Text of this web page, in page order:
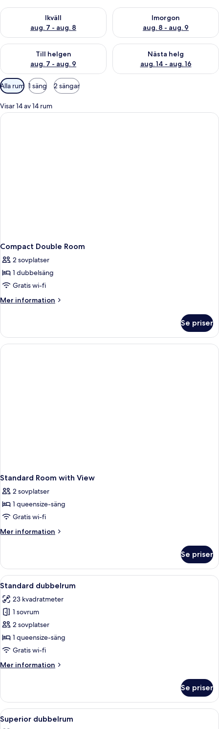
Ikväll
aug. 7 - aug. 8
Kontrollera tillgängligheten för ikväll aug. 7 - aug. 8
Imorgon
aug. 8 - aug. 9
Kontrollera tillgängligheten
Till helgen
aug. 7 - aug. 9
Kontrollera tillgängligheten för den här helgen aug. 7 - aug. 9
Nästa helg
aug. 14 - aug. 16
Kontrollera tillgängligheten
Tillgängliga
filter
för
rum
Alla rum 1 säng 2 sängar
Visar 14 av 14 rum
Compact Double Room
2 sovplatser
1 dubbelsäng
Gratis wi-fi
Mer information
Mer
Double
Room
Se priser
Standard Room with View
2 sovplatser
1 queensize-säng
Gratis wi-fi
Mer information
Mer
Room
with
View
Se priser
Öppna
alla
foton
för
Standard
dubbelrum
Ett modernt hotellrum med en
9
Standard dubbelrum
23 kvadratmeter
1 sovrum
2 sovplatser
1 queensize-säng
Gratis wi-fi
Mer information
Mer
dubbelrum
Se priser
Öppna
alla
Ett modernt hotellrum med en
11
Superior dubbelrum